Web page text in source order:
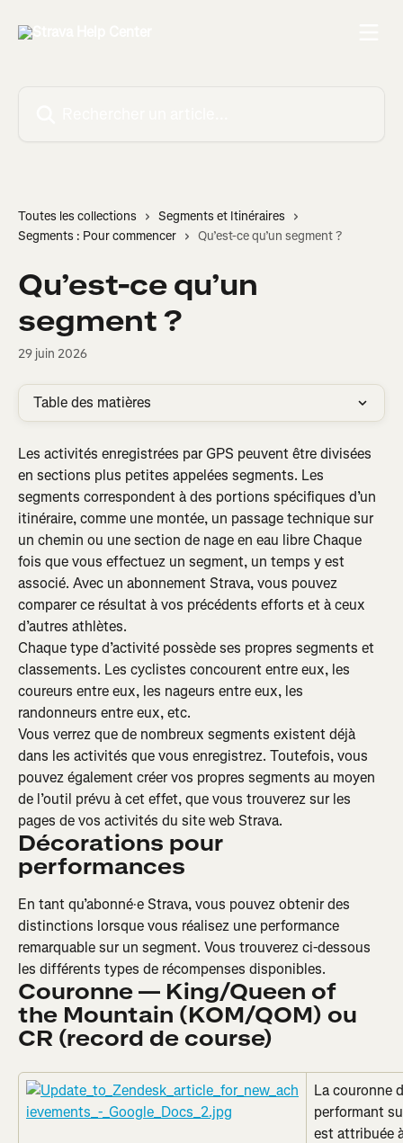
Toutes les collections
Segments et Itinéraires
Segments : Pour commencer
Qu’est-ce qu’un segment ?
Qu’est-ce qu’un
segment ?
29 juin 2026
Table des matières
Les activités enregistrées par GPS peuvent être divisées
en sections plus petites appelées segments. Les
segments correspondent à des portions spécifiques d’un
itinéraire, comme une montée, un passage technique sur
un chemin ou une section de nage en eau libre Chaque
fois que vous effectuez un segment, un temps y est
associé. Avec un abonnement Strava, vous pouvez
comparer ce résultat à vos précédents efforts et à ceux
d’autres athlètes.
Chaque type d’activité possède ses propres segments et
classements. Les cyclistes concourent entre eux, les
coureurs entre eux, les nageurs entre eux, les
randonneurs entre eux, etc.
Vous verrez que de nombreux segments existent déjà
dans les activités que vous enregistrez. Toutefois, vous
pouvez également créer vos propres segments au moyen
de l’outil prévu à cet effet, que vous trouverez sur les
pages de vos activités du site web Strava.
Décorations pour
performances
En tant qu’abonné·e Strava, vous pouvez obtenir des
distinctions lorsque vous réalisez une performance
remarquable sur un segment. Vous trouverez ci-dessous
les différents types de récompenses disponibles.
Couronne — King/Queen of
the Mountain (KOM/QOM) ou
CR (record de course)
La couronne
performant
est attribuée